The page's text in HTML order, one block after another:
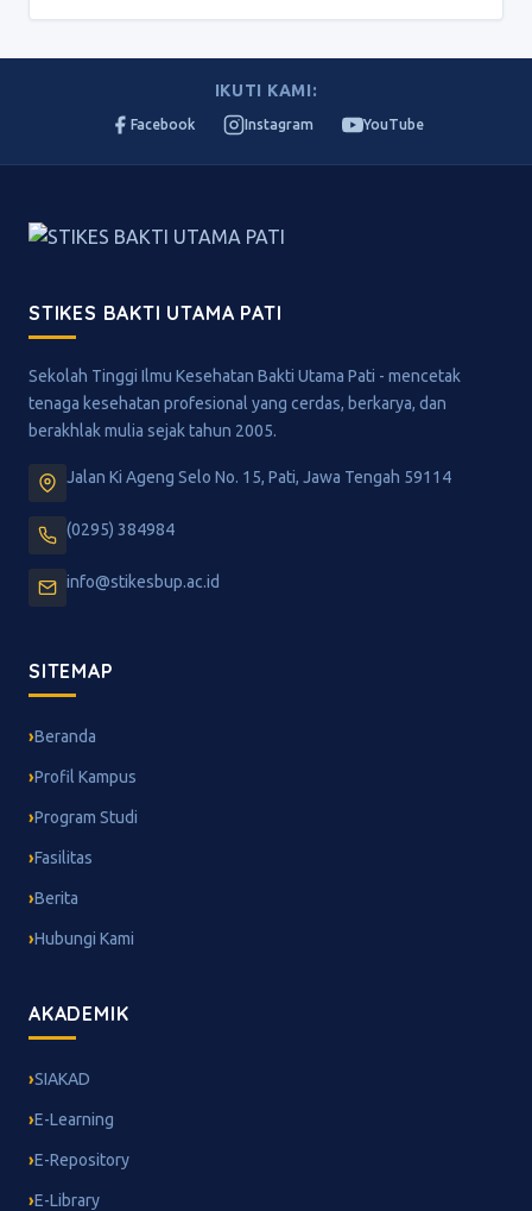
IKUTI KAMI:
Facebook Instagram YouTube
STIKES BAKTI UTAMA PATI
Sekolah Tinggi Ilmu Kesehatan Bakti Utama Pati - mencetak
tenaga kesehatan profesional yang cerdas, berkarya, dan
berakhlak mulia sejak tahun 2005.
Jalan Ki Ageng Selo No. 15, Pati, Jawa Tengah 59114
(0295) 384984
info@stikesbup.ac.id
SITEMAP
Beranda
Profil Kampus
Program Studi
Fasilitas
Berita
Hubungi Kami
AKADEMIK
SIAKAD
E-Learning
E-Repository
E-Library